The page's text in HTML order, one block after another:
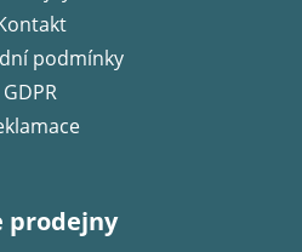
podmínky
GDPR
prodejny